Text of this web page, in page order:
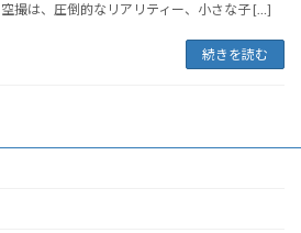
空撮は、圧倒的なリアリティー、小さな子 […]
続きを読む